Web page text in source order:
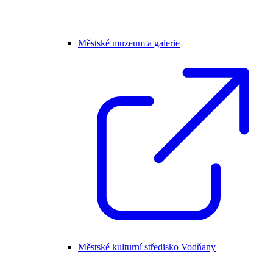
Městské muzeum a galerie
Městské kulturní středisko Vodňany